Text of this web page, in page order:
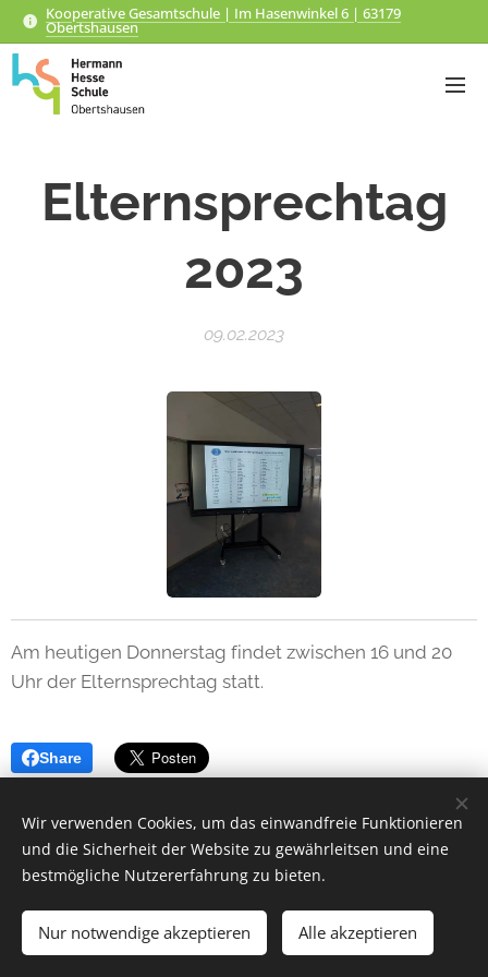
Kooperative Gesamtschule | Im Hasenwinkel 6 | 63179
Obertshausen
Elternsprechtag
2023
09.02.2023
Am heutigen Donnerstag findet zwischen 16 und 20
Uhr der Elternsprechtag statt.
Share
Unterstützt von Cookies
Wir verwenden Cookies, um das einwandfreie Funktionieren
und die Sicherheit der Website zu gewährleitsen und eine
bestmögliche Nutzererfahrung zu bieten.
Nur notwendige akzeptieren Alle akzeptieren